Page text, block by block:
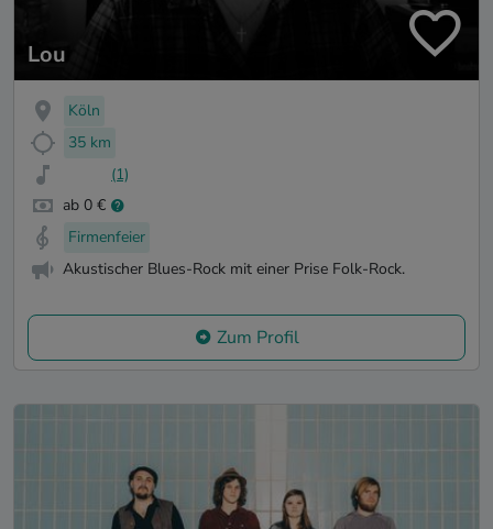
Lou
Köln
35 km
(1)
ab 0 €
Firmenfeier
Akustischer Blues-Rock mit einer Prise Folk-Rock.
Zum Profil